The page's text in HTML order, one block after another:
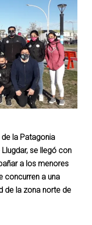
la Patagonia
se llegó con
a los menores
concurren a una
de la zona norte de